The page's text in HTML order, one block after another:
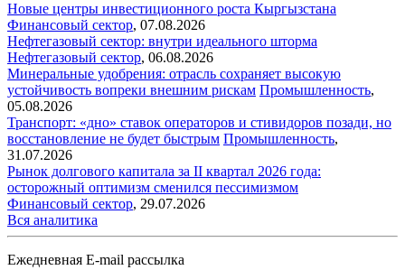
Новые центры инвестиционного роста Кыргызстана
Финансовый сектор, 07.08.2026
Нефтегазовый сектор: внутри идеального шторма
Нефтегазовый сектор, 06.08.2026
Минеральные удобрения: отрасль сохраняет высокую
устойчивость вопреки внешним рискам Промышленность,
05.08.2026
Транспорт: «дно» ставок операторов и стивидоров позади, но
восстановление не будет быстрым Промышленность,
31.07.2026
Рынок долгового капитала за II квартал 2026 года:
осторожный оптимизм сменился пессимизмом
Финансовый сектор, 29.07.2026
Вся аналитика
Ежедневная E-mail рассылка